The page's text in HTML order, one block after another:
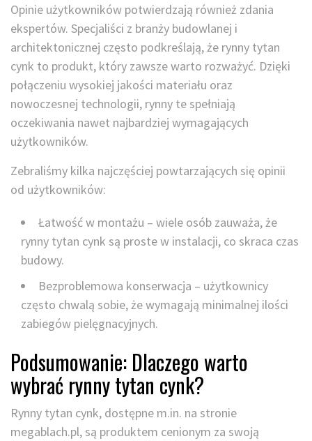
Opinie użytkowników potwierdzają również zdania
ekspertów. Specjaliści z branży budowlanej i
architektonicznej często podkreślają, że rynny tytan
cynk to produkt, który zawsze warto rozważyć. Dzięki
połączeniu wysokiej jakości materiału oraz
nowoczesnej technologii, rynny te spełniają
oczekiwania nawet najbardziej wymagających
użytkowników.
Zebraliśmy kilka najczęściej powtarzających się opinii
od użytkowników:
Łatwość w montażu – wiele osób zauważa, że
rynny tytan cynk są proste w instalacji, co skraca czas
budowy.
Bezproblemowa konserwacja – użytkownicy
często chwalą sobie, że wymagają minimalnej ilości
zabiegów pielęgnacyjnych.
Podsumowanie: Dlaczego warto
wybrać rynny tytan cynk?
Rynny tytan cynk, dostępne m.in. na stronie
megablach.pl, są produktem cenionym za swoją